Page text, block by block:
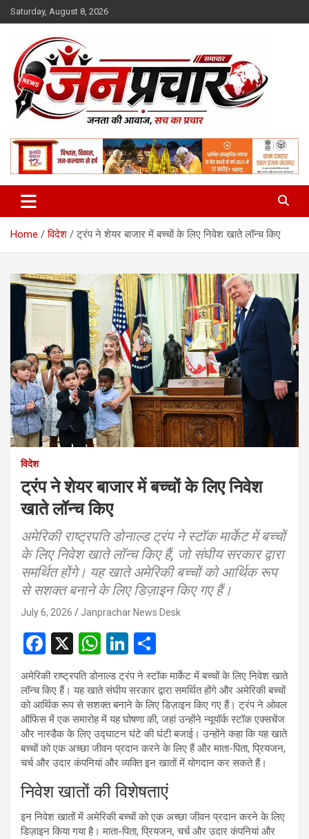
Skip
to
Saturday, August 8, 2026
:: जनप्रचार ::
Home विदेश ट्रंप ने शेयर बाजार में बच्चों के लिए निवेश खाते लॉन्च किए
विदेश
ट्रंप ने शेयर बाजार में बच्चों के लिए निवेश
खाते लॉन्च किए
अमेरिकी राष्ट्रपति डोनाल्ड ट्रंप ने स्टॉक मार्केट में बच्चों
के लिए निवेश खाते लॉन्च किए हैं, जो संघीय सरकार द्वारा
समर्थित होंगे। यह खाते अमेरिकी बच्चों को आर्थिक रूप
से सशक्त बनाने के लिए डिज़ाइन किए गए हैं।
July 6, 2026 Janprachar News Desk
F
a
ce
b
o
o
X
W
at
s
A
p
p
Li
n
ke
dI
n
h
ar
e
अमेरिकी राष्ट्रपति डोनाल्ड ट्रंप ने स्टॉक मार्केट में बच्चों के लिए निवेश खाते
लॉन्च किए हैं। यह खाते संघीय सरकार द्वारा समर्थित होंगे और अमेरिकी बच्चों
को आर्थिक रूप से सशक्त बनाने के लिए डिज़ाइन किए गए हैं। ट्रंप ने ओवल
ऑफिस में एक समारोह में यह घोषणा की, जहां उन्होंने न्यूयॉर्क स्टॉक एक्सचेंज
और नास्डैक के लिए उद्घाटन घंटे की घंटी बजाई। उन्होंने कहा कि यह खाते
बच्चों को एक अच्छा जीवन प्रदान करने के लिए हैं और माता-पिता, प्रियजन,
चर्च और उदार कंपनियां और व्यक्ति इन खातों में योगदान कर सकते हैं।
निवेश खातों की विशेषताएं
इन निवेश खातों में अमेरिकी बच्चों को एक अच्छा जीवन प्रदान करने के लिए
डिज़ाइन किया गया है। माता-पिता, प्रियजन, चर्च और उदार कंपनियां और